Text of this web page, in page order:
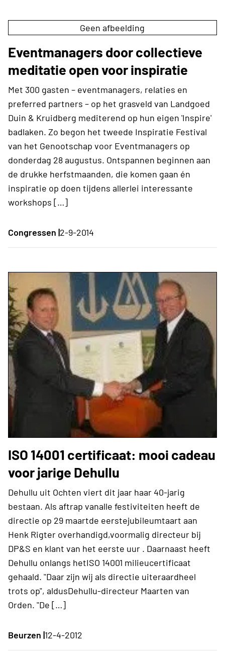
Geen afbeelding
Eventmanagers door collectieve
meditatie open voor inspiratie
Met 300 gasten – eventmanagers, relaties en
preferred partners – op het grasveld van Landgoed
Duin & Kruidberg mediterend op hun eigen 'Inspire'
badlaken. Zo begon het tweede Inspiratie Festival
van het Genootschap voor Eventmanagers op
donderdag 28 augustus. Ontspannen beginnen aan
de drukke herfstmaanden, die komen gaan én
inspiratie op doen tijdens allerlei interessante
workshops […]
Congressen |2-9-2014
ISO 14001 certificaat: mooi cadeau
voor jarige Dehullu
Dehullu uit Ochten viert dit jaar haar 40-jarig
bestaan. Als aftrap vanalle festiviteiten heeft de
directie op 29 maartde eerstejubileumtaart aan
Henk Rigter overhandigd,voormalig directeur bij
DP&S en klant van het eerste uur . Daarnaast heeft
Dehullu onlangs hetISO 14001 milieucertificaat
gehaald. "Daar zijn wij als directie uiteraardheel
trots op", aldusDehullu-directeur Maarten van
Orden. "De […]
Beurzen |12-4-2012